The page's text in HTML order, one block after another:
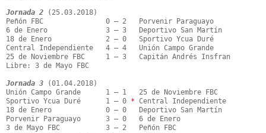
Jornada 2 (25.03.2018)
Peñón FBC               0 – 2   Porvenir Paraguayo
6 de Enero              3 – 3   Deportivo San Martín
18 de Enero             2 – 0   Sportivo Ycua Duré
Central Independiente   4 – 4   Unión Campo Grande
25 de Noviembre FBC     1 – 3   Capitán Andrés Insfran
Libre: 3 de Mayo FBC
Jornada 3 (01.04.2018)
Unión Campo Grande      1 – 1   25 de Noviembre FBC
Sportivo Ycua Duré      1 – 0 * Central Independiente
18 de Enero             0 – 0   Deportivo San Martín
Porvenir Paraguayo      3 – 0   6 de Enero
3 de Mayo FBC           3 – 2   Peñón FBC